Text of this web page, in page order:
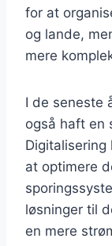
for at
og lande,
mere
I de seneste
også haft en
at optimere
løsninger til
en mere